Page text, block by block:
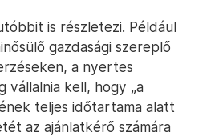
is részletezi. Például
gazdasági szereplő
a nyertes
vállalnia kell, hogy „a
teljes időtartama alatt
az ajánlatkérő számára